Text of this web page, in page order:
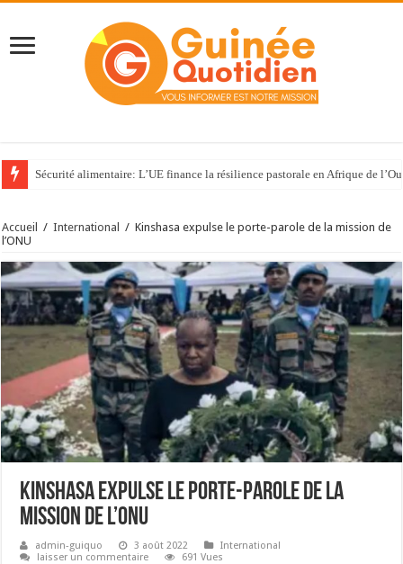
Sécurité alimentaire: L’UE finance la résilience pastorale en Afrique de
Accueil / International / Kinshasa expulse le porte-parole de la mission de
l’ONU
Kinshasa expulse le porte-parole de la
mission de l’ONU
admin-guiquo 3 août 2022
International
laisser un commentaire
691 Vues